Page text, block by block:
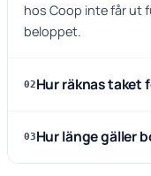
hos Coop inte får ut
beloppet.
02Hur räknas taket
03Hur länge gäller